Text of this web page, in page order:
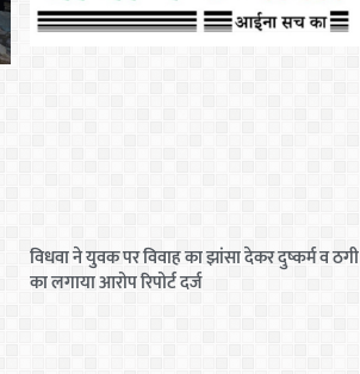
विधवा ने युवक पर विवाह का झांसा देकर दुष्कर्म व ठगी
का लगाया आरोप रिपोर्ट दर्ज